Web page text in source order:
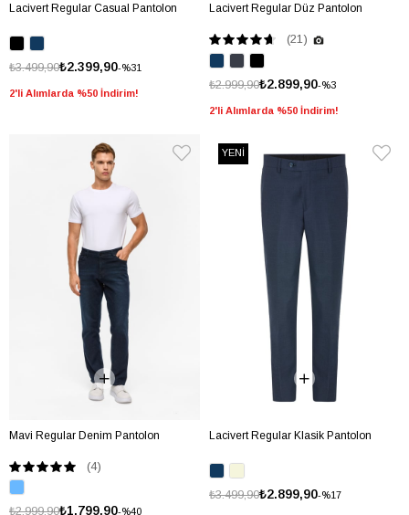
Lacivert Regular Casual Pantolon
%31
₺2.399,90
₺3.499,90
2'li Alımlarda %50 İndirim!
Lacivert Regular Düz Pantolon
(21)
%3
₺2.899,90
₺2.999,90
2'li Alımlarda %50 İndirim!
Mavi Regular Denim Pantolon
(4)
%40
₺1.799,90
₺2.999,90
Lacivert Regular Klasik Pantolon
%17
₺2.899,90
₺3.499,90
YENİ